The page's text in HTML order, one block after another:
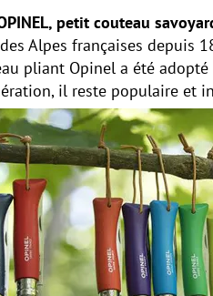
petit couteau
Alpes françaises depuis
pliant Opinel a été
il reste populaire et